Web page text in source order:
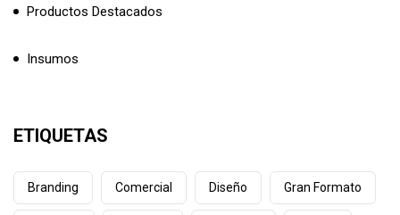
Productos Destacados
Insumos
ETIQUETAS
Branding Comercial Diseño Gran Formato